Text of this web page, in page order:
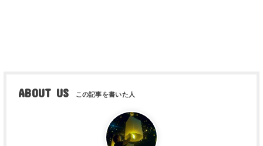
ABOUT US